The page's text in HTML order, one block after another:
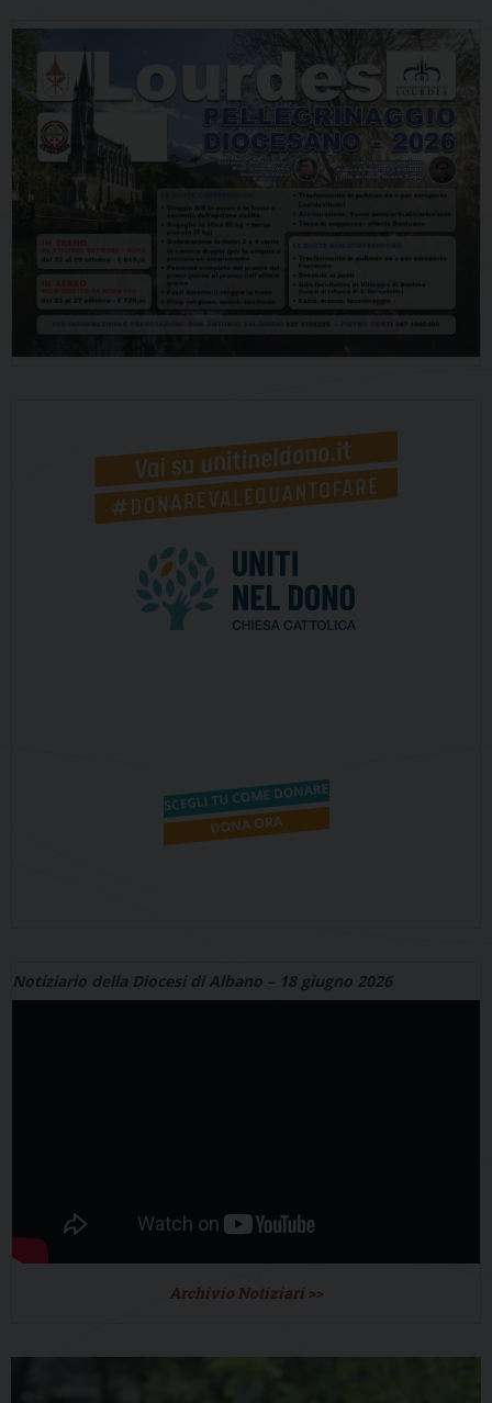
Notiziario della Diocesi di Albano – 18 giugno 2026
Archivio Notiziari >>